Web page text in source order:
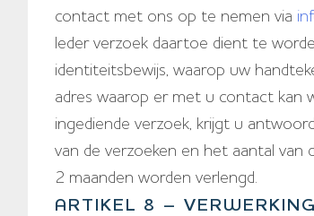
contact met ons op te nemen via
Ieder verzoek daartoe dient te
identiteitsbewijs, waarop uw
adres waarop er met u contact kan
ingediende verzoek, krijgt u
van de verzoeken en het aantal van
2 maanden worden verlengd.
ARTIKEL 8 –